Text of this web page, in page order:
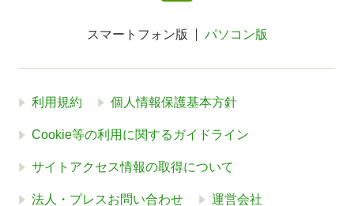
スマートフォン版 パソコン版
利用規約 個人情報保護基本方針
Cookie等の利用に関するガイドライン
サイトアクセス情報の取得について
法人・プレスお問い合わせ 運営会社